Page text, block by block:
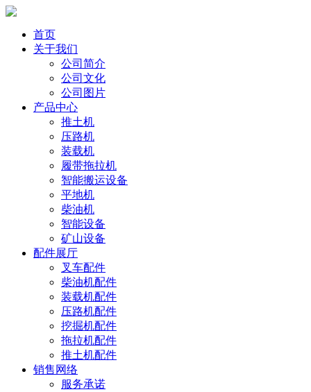
首页
关于我们
公司简介
公司文化
公司图片
产品中心
推土机
压路机
装载机
履带拖拉机
智能搬运设备
平地机
柴油机
智能设备
矿山设备
配件展厅
叉车配件
柴油机配件
装载机配件
压路机配件
挖掘机配件
拖拉机配件
推土机配件
销售网络
服务承诺